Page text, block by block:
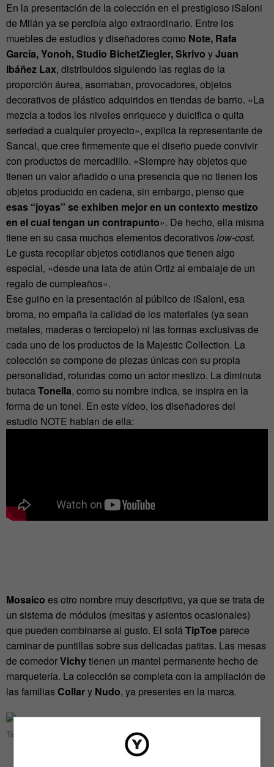
En la presentación de la colección en el prestigioso iSaloni
de Milán ya se percibía algo extraordinario. Entre los
muebles de estudios y diseñadores como Note, Rafa
García, Yonoh, Studio BichetZiegler, Skrivo yJuan
Ibáñez Lax, distribuidos siguiendo las reglas de la
proporción áurea, asomaban, provocadores, objetos
decorativos de plástico adquiridos en tiendas de barrio. «La
mezcla a todos los niveles enriquece y dulcifica o quita
seriedad a cualquier proyecto», explica la representante de
Sancal, que cree firmemente que el diseño puede convivir
con productos de mercadillo. «Siempre hay objetos que
tienen un valor añadido o una presencia que no tienen los
objetos producido en cadena, sin embargo, pienso que
esas “joyas” se exhiben mejor en un contexto mestizo
en el cual tengan un contrapunto». De hecho, ella misma
tiene en su casa muchos elementos decorativoslow-cost.
Le gusta recopilar objetos cotidianos que tienen algo
especial, «desde una lata de atún Ortiz al embalaje de un
regalo de cumpleaños».
Ese guiño en la presentación al público de iSaloni, esa
broma, no empaña la calidad de los materiales (ya sean
metales, maderas o terciopelo) ni las formas exclusivas de
cada uno de los productos de la Majestic Collection. La
colección se compone de piezas únicas con su propia
personalidad, rotundas como un actor mestizo. La diminuta
butacaTonella, como su nombre indica, se inspira en la
forma de un tonel. En este vídeo, los diseñadores del
estudio NOTE hablan de ella:
Mosaico es otro nombre muy descriptivo, ya que se trata de
un sistema de módulos (mesitas y asientos ocasionales)
que pueden combinarse al gusto. El sofáTipToe parece
caminar de puntillas sobre sus delicadas patitas. Las mesas
de comedorVichytienen un mantel permanente hecho de
marquetería. La colección se completa con la ampliación de
las familiasCollary Nudo, ya presentes en la marca.
TipToe